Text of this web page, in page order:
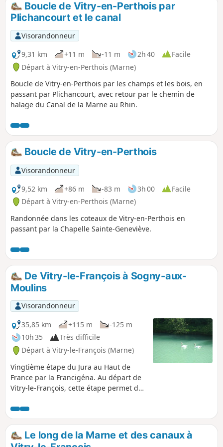
Boucle de Vitry-en-Perthois par
Plichancourt et le canal
Visorandonneur
9,31 km
+11 m -11 m 2h 40
Facile
Départ à Vitry-en-Perthois (Marne)
Boucle de Vitry-en-Perthois par les champs et les bois, en
passant par Plichancourt, avec retour par le chemin de
halage du Canal de la Marne au Rhin.
Boucle de Vitry-en-Perthois
Visorandonneur
9,52 km
+86 m -83 m 3h 00
Facile
Départ à Vitry-en-Perthois (Marne)
Randonnée dans les coteaux de Vitry-en-Perthois en
passant par la Chapelle Sainte-Geneviève.
De Vitry-le-François à Sogny-aux-
Moulins
Visorandonneur
35,85 km
+115 m
-125 m
10h 35
Très difficile
Départ à Vitry-le-François (Marne)
Vingtième étape du Jura au Haut de
France par la Francigéna. Au départ de
Vitry-le-François, cette étape permet de
Majoritairement planté en Chardonnay,
le vignoble des Coteaux de Vitry est
aussi appelé Perthois viticole. Profitez
donc de votre passage pour partager la
Le long de la Marne et des canaux à